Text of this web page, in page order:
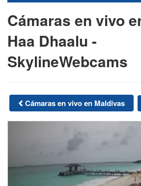
Cámaras en vivo
Haa Dhaalu -
SkylineWebcams
Cámaras en vivo en Maldivas